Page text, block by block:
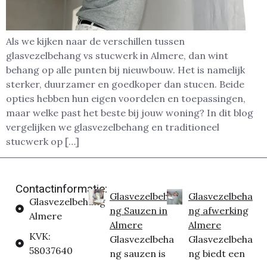
Als we kijken naar de verschillen tussen
glasvezelbehang vs stucwerk in Almere, dan wint
behang op alle punten bij nieuwbouw. Het is namelijk
sterker, duurzamer en goedkoper dan stucen. Beide
opties hebben hun eigen voordelen en toepassingen,
maar welke past het beste bij jouw woning? In dit blog
vergelijken we glasvezelbehang en traditioneel
stucwerk op […]
Contactinformatie:
Glasvezelbehang
Almere
KVK:
58037640
Glasvezelbeha
ng Sauzen in
Almere
Glasvezelbeha
ng sauzen is
Glasvezelbeha
ng afwerking
Almere
Glasvezelbeha
ng biedt een